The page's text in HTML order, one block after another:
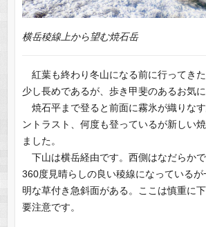
横岳稜線上から望む焼石岳
紅葉も終わり冬山になる前に行ってき
少し長めであるが、歩き甲斐のあるお気に
焼石平まで登ると前面に霧氷が織りな
ントラスト、何度も登っているが新しい
ました。
下山は横岳経由です。西側はなだらか
360度見晴らしの良い稜線になっている
明な草付き急斜面がある。ここは慎重に
要注意です。